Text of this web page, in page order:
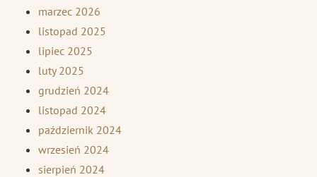
marzec 2026
listopad 2025
lipiec 2025
luty 2025
grudzień 2024
listopad 2024
październik 2024
wrzesień 2024
sierpień 2024